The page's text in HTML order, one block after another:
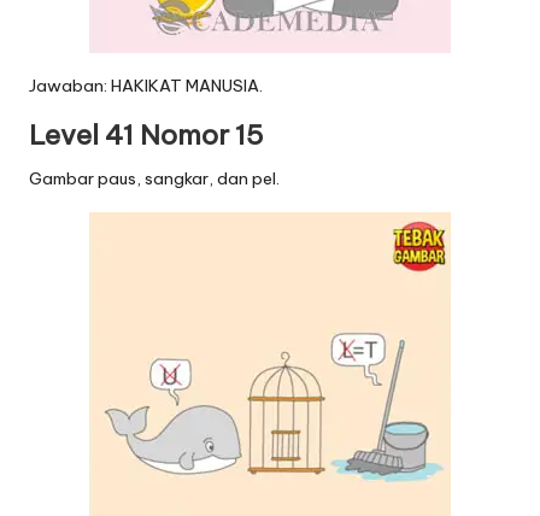
Jawaban: HAKIKAT MANUSIA.
Level 41 Nomor 15
Gambar paus, sangkar, dan pel.